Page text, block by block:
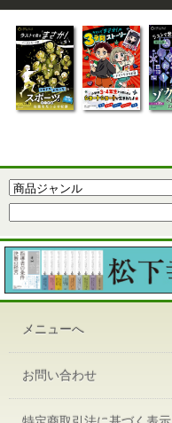
メニューへ
お問い合わせ